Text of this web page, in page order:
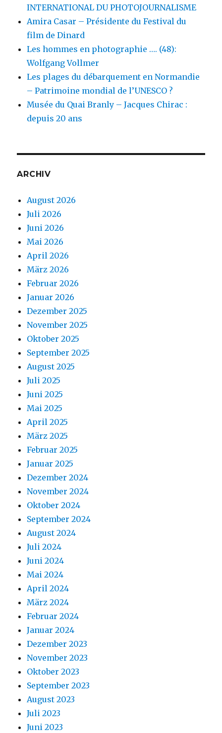
INTERNATIONAL DU PHOTOJOURNALISME
Amira Casar – Présidente du Festival du
film de Dinard
Les hommes en photographie …. (48):
Wolfgang Vollmer
Les plages du débarquement en Normandie
– Patrimoine mondial de l’UNESCO ?
Musée du Quai Branly – Jacques Chirac :
depuis 20 ans
ARCHIV
August 2026
Juli 2026
Juni 2026
Mai 2026
April 2026
März 2026
Februar 2026
Januar 2026
Dezember 2025
November 2025
Oktober 2025
September 2025
August 2025
Juli 2025
Juni 2025
Mai 2025
April 2025
März 2025
Februar 2025
Januar 2025
Dezember 2024
November 2024
Oktober 2024
September 2024
August 2024
Juli 2024
Juni 2024
Mai 2024
April 2024
März 2024
Februar 2024
Januar 2024
Dezember 2023
November 2023
Oktober 2023
September 2023
August 2023
Juli 2023
Juni 2023